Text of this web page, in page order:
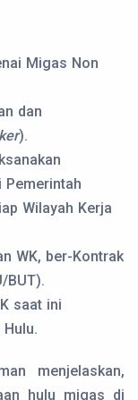
Migas Non
dan
).
Pemerintah
Wilayah Kerja
WK, ber-Kontrak
BUT).
saat ini
menjelaskan,
hulu migas di